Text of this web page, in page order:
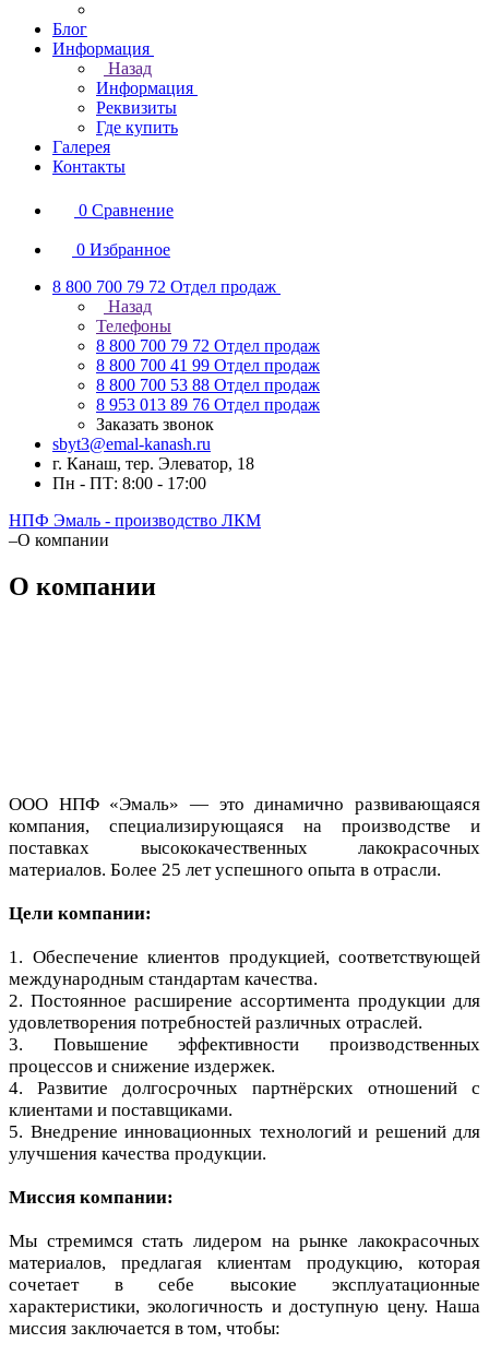
Блог
Информация
Назад
Информация
Реквизиты
Где купить
Галерея
Контакты
0 Сравнение
0 Избранное
8 800 700 79 72 Отдел продаж
Назад
Телефоны
8 800 700 79 72 Отдел продаж
8 800 700 41 99 Отдел продаж
8 800 700 53 88 Отдел продаж
8 953 013 89 76 Отдел продаж
Заказать звонок
sbyt3@emal-kanash.ru
г. Канаш, тер. Элеватор, 18
Пн - ПТ: 8:00 - 17:00
НПФ Эмаль - производство ЛКМ
–О компании
О компании
ООО НПФ «Эмаль» — это динамично развивающаяся
компания, специализирующаяся на производстве и
поставках высококачественных лакокрасочных
материалов. Более 25 лет успешного опыта в отрасли.
Цели компании:
1. Обеспечение клиентов продукцией, соответствующей
международным стандартам качества.
2. Постоянное расширение ассортимента продукции для
удовлетворения потребностей различных отраслей.
3. Повышение эффективности производственных
процессов и снижение издержек.
4. Развитие долгосрочных партнёрских отношений с
клиентами и поставщиками.
5. Внедрение инновационных технологий и решений для
улучшения качества продукции.
Миссия компании:
Мы стремимся стать лидером на рынке лакокрасочных
материалов, предлагая клиентам продукцию, которая
сочетает в себе высокие эксплуатационные
характеристики, экологичность и доступную цену. Наша
миссия заключается в том, чтобы: